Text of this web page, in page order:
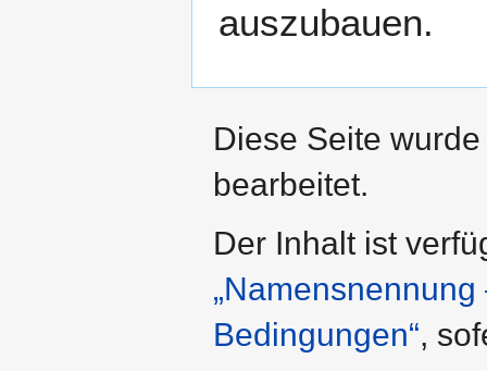
auszubauen.
Diese Seite
bearbeitet.
Der Inhalt ist
Bedingungen“,